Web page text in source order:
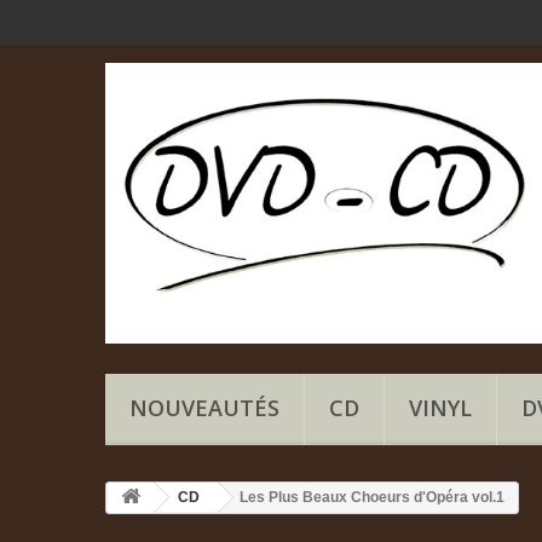
NOUVEAUTÉS CD VINYL
CD Les Plus Beaux Choeurs d'Opéra vol.1